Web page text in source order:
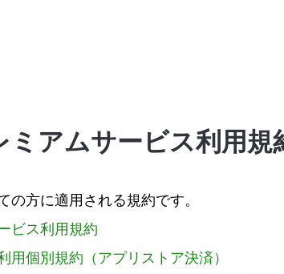
ミアムサービス利用規
の方に適用される規約です。
ビス利用規約
用個別規約（アプリストア決済）